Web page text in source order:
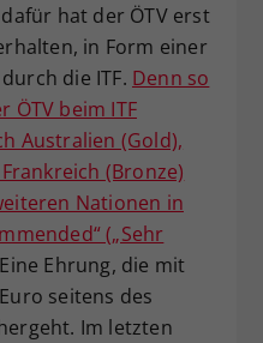
hat der ÖTV erst
in Form einer
die ITF. Denn so
ÖTV beim ITF
Australien (Gold),
(Bronze)
Nationen in
(„Sehr
Eine Ehrung, die mit
seitens des
Im letzten